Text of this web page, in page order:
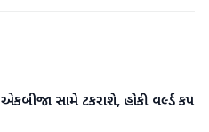
સામે ટકરાશે, હોકી વર્લ્ડ કપ